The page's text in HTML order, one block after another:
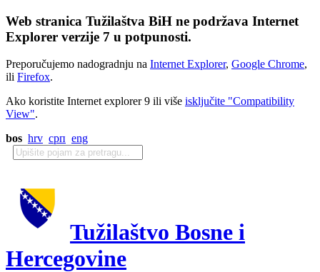
Web stranica Tužilaštva BiH ne podržava Internet
Explorer verzije 7 u potpunosti.
Preporučujemo nadogradnju na Internet Explorer, Google Chrome,
ili Firefox.
Ako koristite Internet explorer 9 ili više isključite "Compatibility
View".
bos hrv срп eng
Tužilaštvo Bosne i
Hercegovine